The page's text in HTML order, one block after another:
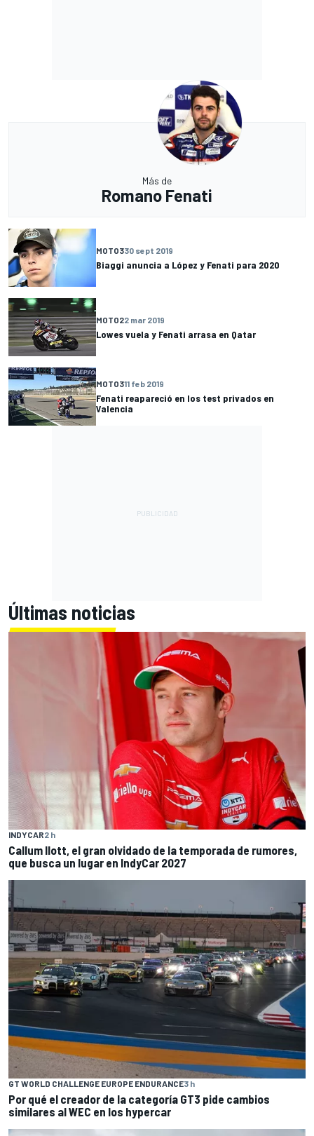
Más de
Romano Fenati
MOTO330 sept 2019
Biaggi anuncia a López y Fenati para 2020
MOTO22 mar 2019
Lowes vuela y Fenati arrasa en Qatar
MOTO311 feb 2019
Fenati reapareció en los test privados en
Valencia
Últimas noticias
INDYCAR2 h
Callum Ilott, el gran olvidado de la temporada de rumores,
que busca un lugar en IndyCar 2027
GT WORLD CHALLENGE EUROPE ENDURANCE3 h
Por qué el creador de la categoría GT3 pide cambios
similares al WEC en los hypercar